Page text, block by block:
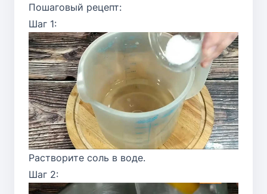
Пошаговый рецепт:
Шаг 1:
Растворите соль в воде.
Шаг 2: